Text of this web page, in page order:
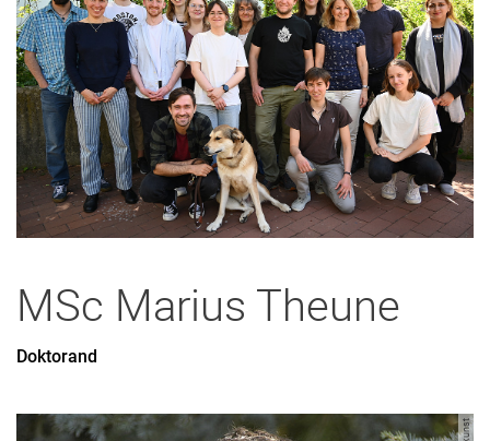
MSc Marius Theune
Doktorand